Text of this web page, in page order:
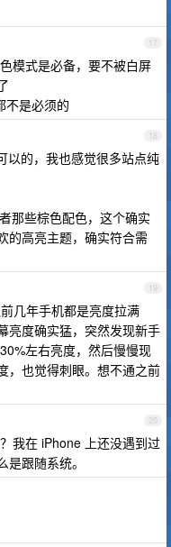
17
模式是必备，要不被白屏
不是必须的
18
以的，我也感觉很多站点纯
那些棕色配色，这个确实
的高亮主题，确实符合需
19
几年手机都是亮度拉满
亮度确实猛，突然发现新手
左右亮度，然后慢慢现
，也觉得刺眼。想不通之前
20
我在 iPhone 上还没遇到过
跟随系统。